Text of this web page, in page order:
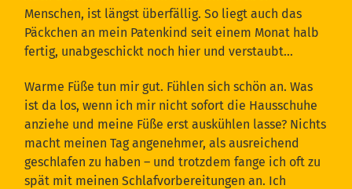
Menschen, ist längst überfällig. So liegt auch das
Päckchen an mein Patenkind seit einem Monat halb
fertig, unabgeschickt noch hier und verstaubt…
Warme Füße tun mir gut. Fühlen sich schön an. Was
ist da los, wenn ich mir nicht sofort die Hausschuhe
anziehe und meine Füße erst auskühlen lasse? Nichts
macht meinen Tag angenehmer, als ausreichend
geschlafen zu haben – und trotzdem fange ich oft zu
spät mit meinen Schlafvorbereitungen an. Ich